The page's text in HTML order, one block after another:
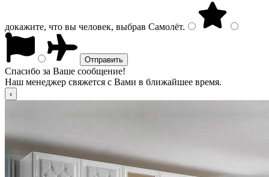
докажите, что вы человек, выбрав Самолёт.
Спасибо за Ваше сообщение!
Наш менеджер свяжется с Вами в ближайшее время.